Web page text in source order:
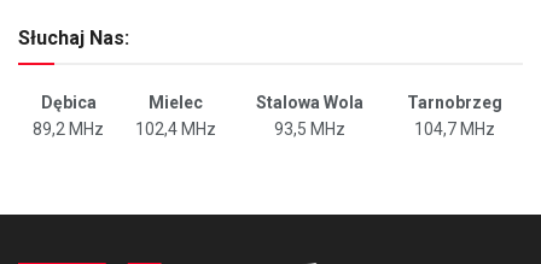
Słuchaj Nas:
Dębica Mielec Stalowa Wola
Tarnobrzeg
89,2 MHz
102,4 MHz 93,5 MHz 104,7 MHz